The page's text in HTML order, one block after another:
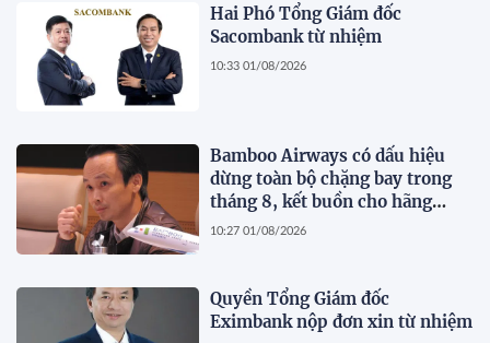
Hai Phó Tổng Giám đốc
Sacombank từ nhiệm
10:33 01/08/2026
Bamboo Airways có dấu hiệu
dừng toàn bộ chặng bay trong
tháng 8, kết buồn cho hãng
hàng không do ông Trịnh Văn
10:27 01/08/2026
Quyền Tổng Giám đốc
Eximbank nộp đơn xin từ nhiệm